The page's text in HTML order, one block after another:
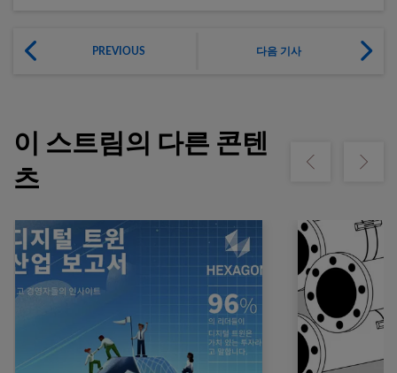
PREVIOUS 다음 기사
이 스트림의 다른 콘텐
츠
Show previousShow